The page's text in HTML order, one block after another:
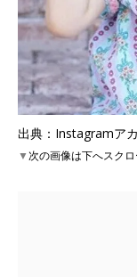
出典：Instagramア
▼次の画像は下へスク